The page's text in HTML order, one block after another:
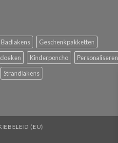
Badlakens
Geschenkpakketten
Kinderponcho
Personaliseren
Strandlakens
(EU)